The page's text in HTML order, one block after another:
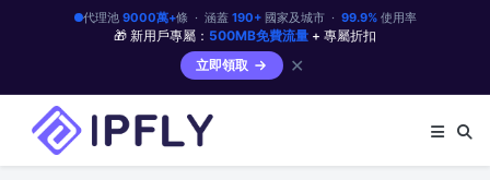
代理池 9000萬+條 · 涵蓋 190+國家及城市 · 99.9%使用率
🎁 新用戶專屬： 500MB免費流量 + 專屬折扣
立即領取
✕